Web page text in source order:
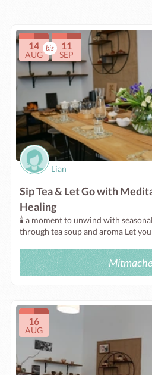
14
AUG
bis 11
SEP
Lian
Sip Tea & Let Go with
Healing
🕯️ a moment to unwind with
through tea soup and aroma Let
16
AUG